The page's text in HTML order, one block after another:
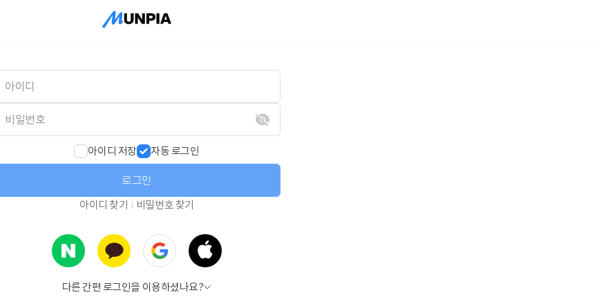
아이디 저장 자동 로그인
로그인
아이디 찾기 비밀번호 찾기
다른 간편 로그인을 이용하셨나요?